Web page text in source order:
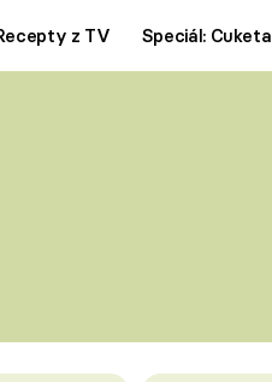
z TV Speciál: Cuketa